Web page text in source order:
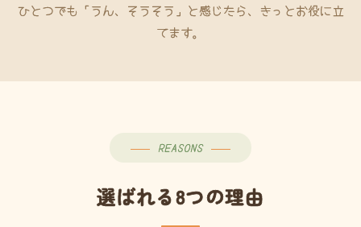
ひとつでも「うん、そうそう」と感じたら、きっとお役に立
てます。
REASONS
選ばれる8つの理由